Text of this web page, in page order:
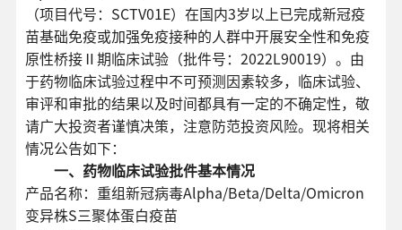
（项目代号：SCTV01E）在国内3岁以上已完成新冠疫
苗基础免疫或加强免疫接种的人群中开展安全性和免疫
原性桥接Ⅱ期临床试验（批件号：2022L90019）。由
于药物临床试验过程中不可预测因素较多，临床试验、
审评和审批的结果以及时间都具有一定的不确定性，敬
请广大投资者谨慎决策，注意防范投资风险。现将相关
情况公告如下：
一、药物临床试验批件基本情况
产品名称：重组新冠病毒Alpha/Beta/Delta/Omicron
变异株S三聚体蛋白疫苗